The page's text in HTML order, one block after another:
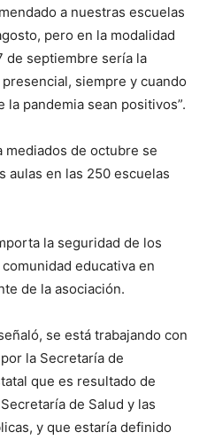
a nuestras escuelas
pero en la modalidad
de septiembre sería la
siempre y cuando
pandemia sean positivos”.
mediados de octubre se
aulas en las 250 escuelas
la seguridad de los
educativa en
de la asociación.
se está trabajando con
la Secretaría de
que es resultado de
de Salud y las
y que estaría definido